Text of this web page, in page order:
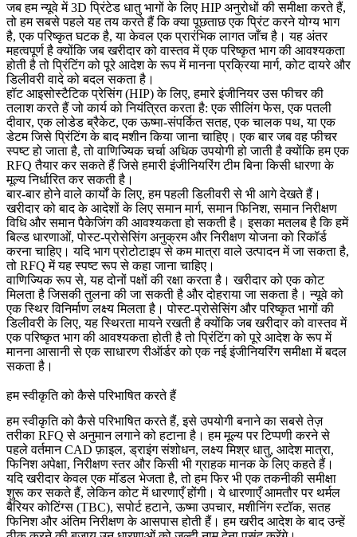
जब हम न्यूवे में3D प्रिंटेड धातु भागों के लिए HIPअनुरोधों की समीक्षा करते हैं,
तो हम सबसे पहले यह तय करते हैं कि क्या पूछताछ एक प्रिंट करने योग्य भाग
है, एक परिष्कृत घटक है, या केवल एक प्रारंभिक लागत जाँच है। यह अंतर
महत्वपूर्ण है क्योंकि जब खरीदार को वास्तव में एक परिष्कृत भाग की आवश्यकता
होती है तो प्रिंटिंग को पूरे आदेश के रूप में मानना प्रक्रिया मार्ग, कोट दायरे और
डिलीवरी वादे को बदल सकता है।
हॉट आइसोस्टैटिक प्रेसिंग (HIP)के लिए, हमारे इंजीनियर उस फीचर की
तलाश करते हैं जो कार्य को नियंत्रित करता है: एक सीलिंग फेस, एक पतली
दीवार, एक लोडेड ब्रैकेट, एक ऊष्मा-संपर्कित सतह, एक चालक पथ, या एक
डेटम जिसे प्रिंटिंग के बाद मशीन किया जाना चाहिए। एक बार जब वह फीचर
स्पष्ट हो जाता है, तो वाणिज्यिक चर्चा अधिक उपयोगी हो जाती है क्योंकि हम एक
RFQ तैयार कर सकते हैं जिसे हमारी इंजीनियरिंग टीम बिना किसी धारणा के
मूल्य निर्धारित कर सकती है।
बार-बार होने वाले कार्यों के लिए, हम पहली डिलीवरी से भी आगे देखते हैं।
खरीदार को बाद के आदेशों के लिए समान मार्ग, समान फिनिश, समान निरीक्षण
विधि और समान पैकेजिंग की आवश्यकता हो सकती है। इसका मतलब है कि हमें
बिल्ड धारणाओं, पोस्ट-प्रोसेसिंग अनुक्रम और निरीक्षण योजना को रिकॉर्ड
करना चाहिए। यदि भाग प्रोटोटाइप से कम मात्रा वाले उत्पादन में जा सकता है,
तो RFQ में यह स्पष्ट रूप से कहा जाना चाहिए।
वाणिज्यिक रूप से, यह दोनों पक्षों की रक्षा करता है। खरीदार को एक कोट
मिलता है जिसकी तुलना की जा सकती है और दोहराया जा सकता है। न्यूवे को
एक स्थिर विनिर्माण लक्ष्य मिलता है। पोस्ट-प्रोसेसिंग और परिष्कृत भागों की
डिलीवरी के लिए, यह स्थिरता मायने रखती है क्योंकि जब खरीदार को वास्तव में
एक परिष्कृत भाग की आवश्यकता होती है तो प्रिंटिंग को पूरे आदेश के रूप में
मानना आसानी से एक साधारण रीऑर्डर को एक नई इंजीनियरिंग समीक्षा में बदल
सकता है।
हम स्वीकृति को कैसे परिभाषित करते हैं
हम स्वीकृति को कैसे परिभाषित करते हैं, इसे उपयोगी बनाने का सबसे तेज़
तरीका RFQ से अनुमान लगाने को हटाना है। हम मूल्य पर टिप्पणी करने से
पहले वर्तमान CAD फ़ाइल, ड्राइंग संशोधन, लक्ष्य मिश्र धातु, आदेश मात्रा,
फिनिश अपेक्षा, निरीक्षण स्तर और किसी भी ग्राहक मानक के लिए कहते हैं।
यदि खरीदार केवल एक मॉडल भेजता है, तो हम फिर भी एक तकनीकी समीक्षा
शुरू कर सकते हैं, लेकिन कोट में धारणाएँ होंगी। ये धारणाएँ आमतौर परथर्मल
बैरियर कोटिंग्स (TBC), सपोर्ट हटाने, ऊष्मा उपचार, मशीनिंग स्टॉक, सतह
फिनिश और अंतिम निरीक्षण के आसपास होती हैं। हम खरीद आदेश के बाद उन्हें